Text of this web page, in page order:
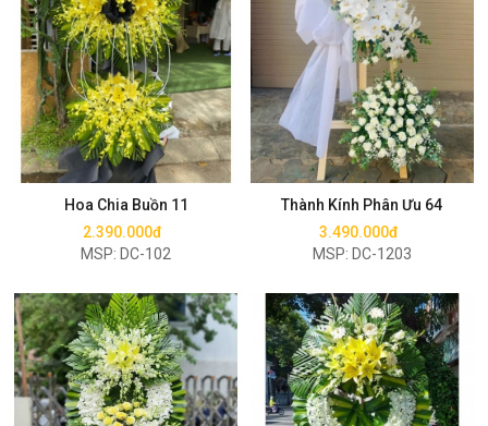
Hoa Chia Buồn 11
2.390.000đ
MSP: DC-102
Mua ngay
Thành Kính Phân Ưu 64
3.490.000đ
MSP: DC-1203
Mua ngay